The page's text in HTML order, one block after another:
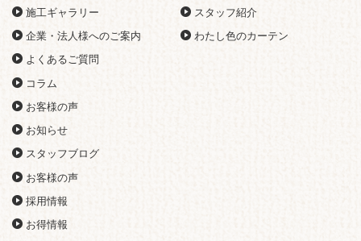
施工ギャラリー
企業・法人様へのご案内
よくあるご質問
コラム
スタッフ紹介
わたし色のカーテン
お客様の声
お知らせ
スタッフブログ
お客様の声
採用情報
お得情報